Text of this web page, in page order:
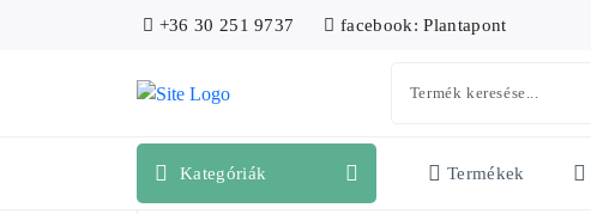
+36 30 251 9737 facebook: Plantapont
Kategóriák Termékek